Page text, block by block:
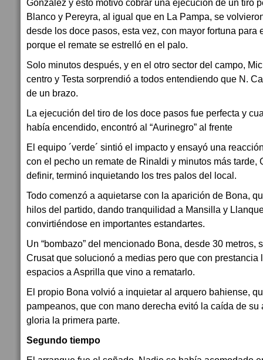
González y esto motivó cobrar una ejecución de un tiro
Blanco y Pereyra, al igual que en La Pampa, se
desde los doce pasos, esta vez, con mayor fortuna para
porque el remate se estrelló en el palo.
Solo minutos después, y en el otro sector del campo,
centro y Testa sorprendió a todos entendiendo que N.
de un brazo.
La ejecución del tiro de los doce pasos fue perfecta y
había encendido, encontró al “Aurinegro” al frente
El equipo ´verde´ sintió el impacto y ensayó una
con el pecho un remate de Rinaldi y minutos más tarde,
definir, terminó inquietando los tres palos del local.
Todo comenzó a aquietarse con la aparición de Bona,
hilos del partido, dando tranquilidad a Mansilla y
convirtiéndose en importantes estandartes.
Un “bombazo” del mencionado Bona, desde 30 metros,
Crusat que solucionó a medias pero que con prestancia
espacios a Asprilla que vino a rematarlo.
El propio Bona volvió a inquietar al arquero bahiense,
pampeanos, que con mano derecha evitó la caída de
gloria la primera parte.
Segundo tiempo